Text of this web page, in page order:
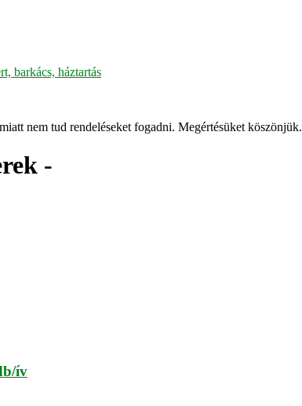
barkács, háztartás
nem tud rendeléseket fogadni. Megértésüket köszönjük.
-
ív